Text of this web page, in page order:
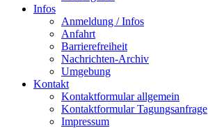
Infos
Anmeldung / Infos
Anfahrt
Barrierefreiheit
Nachrichten-Archiv
Umgebung
Kontakt
Kontaktformular allgemein
Kontaktformular Tagungsanfrage
Impressum